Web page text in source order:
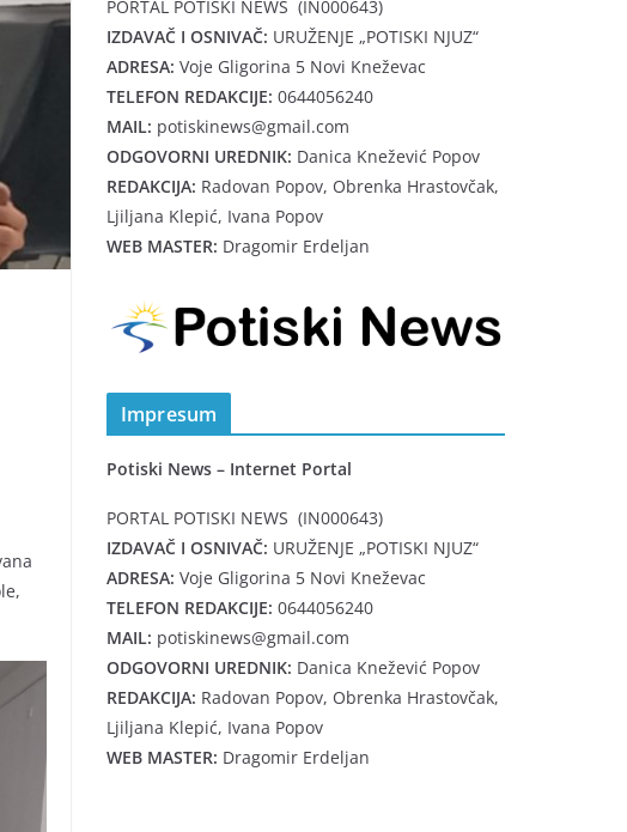
PORTAL POTISKI NEWS (IN000643)
IZDAVAČ I OSNIVAČ: URUŽENJE „POTISKI NJUZ“
ADRESA: Voje Gligorina 5 Novi Kneževac
TELEFON REDAKCIJE: 0644056240
MAIL: potiskinews@gmail.com
ODGOVORNI UREDNIK: Danica Knežević Popov
REDAKCIJA: Radovan Popov, Obrenka Hrastovčak,
Ljiljana Klepić, Ivana Popov
WEB MASTER: Dragomir Erdeljan
Impresum
Potiski News – Internet Portal
PORTAL POTISKI NEWS (IN000643)
IZDAVAČ I OSNIVAČ: URUŽENJE „POTISKI NJUZ“
ADRESA: Voje Gligorina 5 Novi Kneževac
TELEFON REDAKCIJE: 0644056240
MAIL: potiskinews@gmail.com
ODGOVORNI UREDNIK: Danica Knežević Popov
REDAKCIJA: Radovan Popov, Obrenka Hrastovčak,
Ljiljana Klepić, Ivana Popov
WEB MASTER: Dragomir Erdeljan